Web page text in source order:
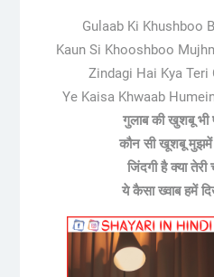
Gulaab Ki Khushboo
Kaun Si Khooshboo
Zindagi Hai Kya Teri
Ye Kaisa Khwaab
गुलाब की खुशबू भी
कौन सी खूशबू मुझमें
जिंदगी है क्या तेरी
ये कैसा ख्वाब हमें